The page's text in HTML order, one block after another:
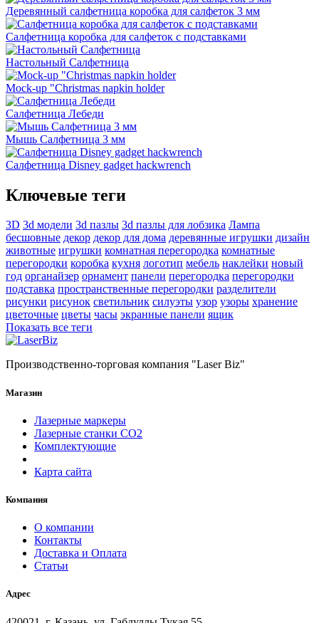
Деревянный салфетница коробка для салфеток 3 мм
Салфетница коробка для салфеток с подставками
Настольный Салфетница
Mock-up "Christmas napkin holder
Салфетница Лебеди
Мышь Салфетница 3 мм
Салфетница Disney gadget hackwrench
Ключевые теги
3D 3d модели 3d пазлы 3d пазлы для лобзика Лампа
бесшовные декор декор для дома деревянные игрушки дизайн
животные игрушки комнатная перегородка комнатные
перегородки коробка кухня логотип мебель наклейки новый
год органайзер орнамент панели перегородка перегородки
подставка пространственные перегородки разделители
рисунки рисунок светильник силуэты узор узоры хранение
цветочные цветы часы экранные панели ящик
Показать все теги
Производственно-торговая компания "Laser Biz"
Магазин
Лазерные маркеры
Лазерные станки СО2
Комплектующие
Карта сайта
Компания
О компании
Контакты
Доставка и Оплата
Статьи
Адрес